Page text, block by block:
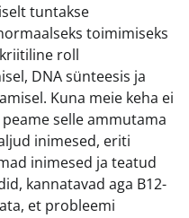
tuntakse
toimimiseks
roll
DNA sünteesis ja
Kuna meie keha ei
selle ammutama
inimesed, eriti
inimesed ja teatud
kannatavad aga B12-
et probleemi